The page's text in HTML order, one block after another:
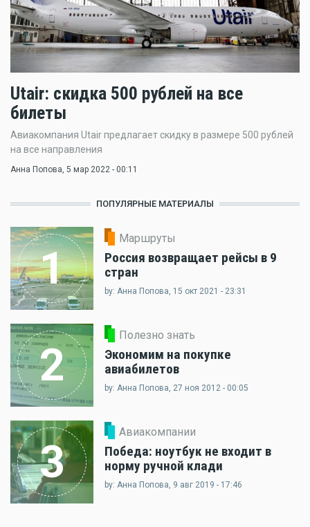
Utair: скидка 500 рублей на все
билеты
Авиакомпания Utair предлагает скидку в размере 500 рублей
на все направления
Анна Попова, 5 мар 2022 - 00:11
ПОПУЛЯРНЫЕ МАТЕРИАЛЫ
1
Маршруты
Россия возвращает рейсы в 9
стран
by: Анна Попова, 15 окт 2021 - 23:31
2
Полезно знать
Экономим на покупке
авиабилетов
by: Анна Попова, 27 ноя 2012 - 00:05
3
Авиакомпании
Победа: ноутбук не входит в
норму ручной клади
by: Анна Попова, 9 авг 2019 - 17:46